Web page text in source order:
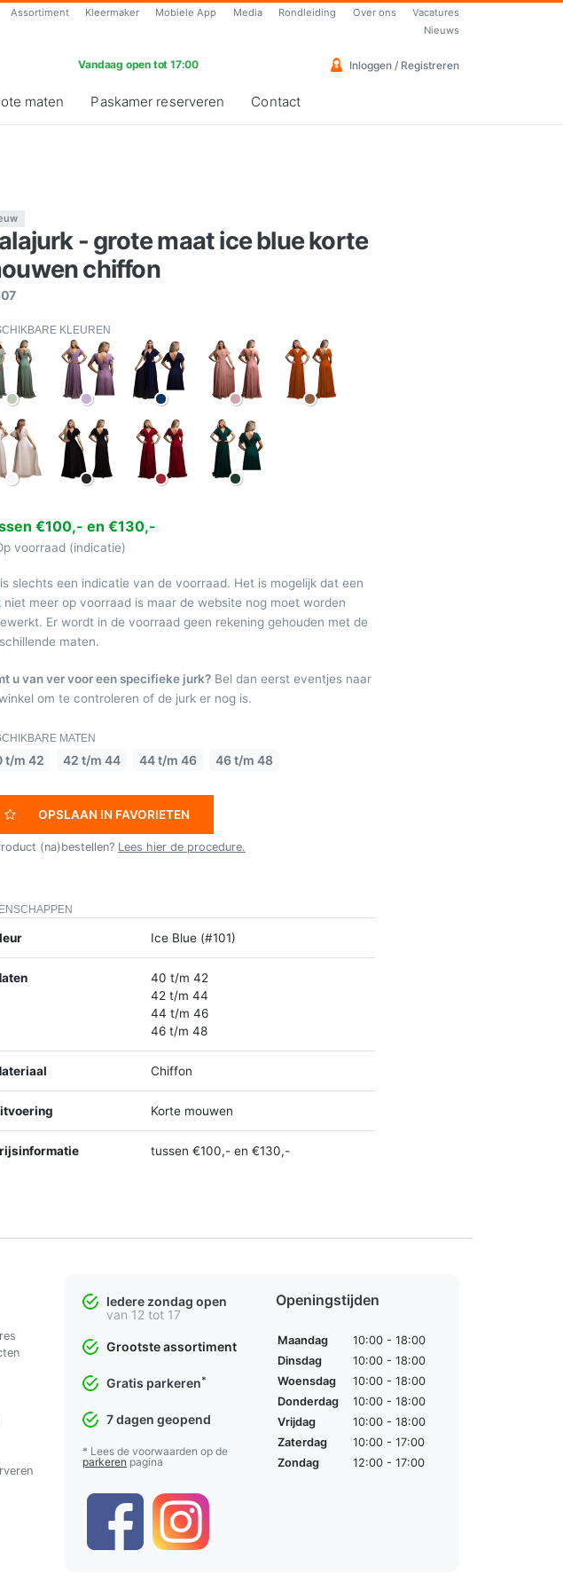
Assortiment Kleermaker Mobiele App Media Rondleiding Over ons
Vacatures
Nieuws
Vandaag open tot 17:00 Inloggen / Registreren
maten Paskamer reserveren Contact
- grote maat ice blue korte
chiffon
KLEUREN
€100,- en €130,-
voorraad (indicatie)
slechts een indicatie van de voorraad. Het is mogelijk dat een
niet meer op voorraad is maar de website nog moet worden
Er wordt in de voorraad geen rekening gehouden met de
maten.
u van ver voor een specifieke jurk? Bel dan eerst eventjes naar
om te controleren of de jurk er nog is.
MATEN
t/m 42 42 t/m 44 44 t/m 46 46 t/m 48
OPSLAAN IN FAVORIETEN
(na)bestellen? Lees hier de procedure.
Ice Blue (#101)
40 t/m 42
42 t/m 44
44 t/m 46
46 t/m 48
Chiffon
Korte mouwen
tussen €100,- en €130,-
Iedere zondag open
van 12 tot 17
Grootste assortiment
Gratis parkeren*
7 dagen geopend
* Lees de voorwaarden op de
parkeren pagina
Openingstijden
Maandag
10:00 - 18:00
Dinsdag
10:00 - 18:00
Woensdag
10:00 - 18:00
Donderdag
10:00 - 18:00
Vrijdag
10:00 - 18:00
Zaterdag
10:00 - 17:00
Zondag
12:00 - 17:00